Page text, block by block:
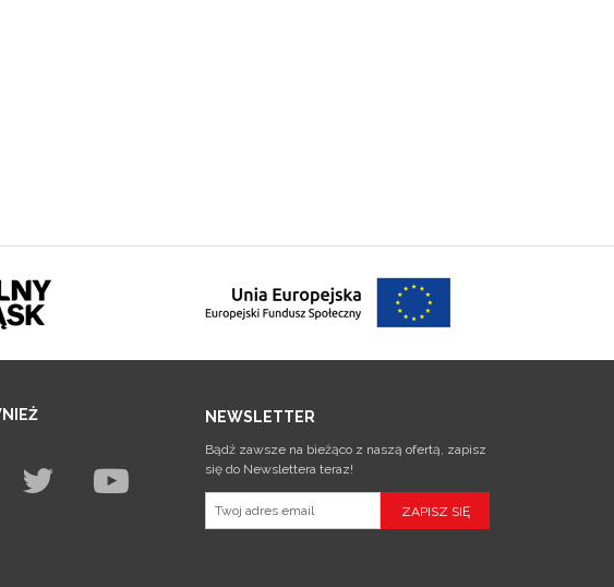
NEWSLETTER
Bądź zawsze na bieżąco z naszą ofertą, zapisz
się do Newslettera teraz!